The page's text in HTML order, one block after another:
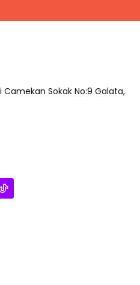
Sokak No:9 Galata,